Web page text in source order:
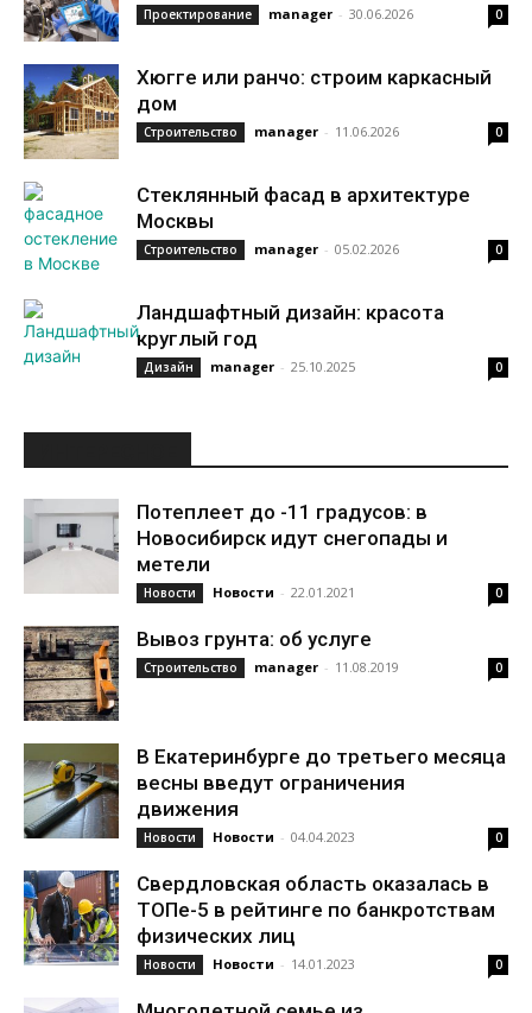
Проектирование manager - 30.06.2026 0
Хюгге или ранчо: строим каркасный
дом
Строительство manager - 11.06.2026 0
Стеклянный фасад в архитектуре
Москвы
Строительство manager - 05.02.2026 0
Ландшафтный дизайн: красота
круглый год
Дизайн manager - 25.10.2025 0
Потеплеет до -11 градусов: в
Новосибирск идут снегопады и
метели
Новости Новости - 22.01.2021 0
Вывоз грунта: об услуге
Строительство manager - 11.08.2019 0
В Екатеринбурге до третьего месяца
весны введут ограничения
движения
Новости Новости - 04.04.2023 0
Свердловская область оказалась в
ТОПе-5 в рейтинге по банкротствам
физических лиц
Новости Новости - 14.01.2023 0